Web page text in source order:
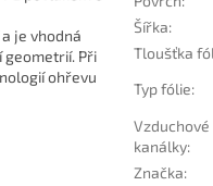
je vhodná
geometrií. Při
ohřevu
Šířka:
Tloušťka
Typ fólie:
Vzduchové
kanálky:
Značka: